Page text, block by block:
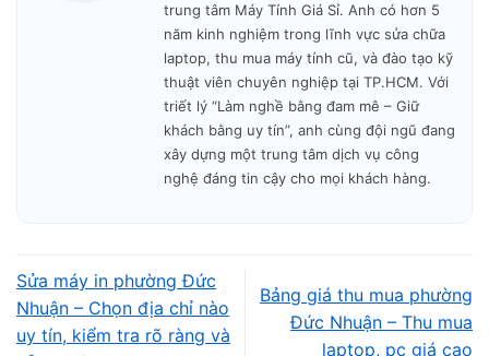
🎁 Bảo hành minh bạch – không phát sinh phí.
Mở cửa: 09h00 – 19h30mỗi ngày.
trung tâm Máy Tính Giá Sỉ. Anh có hơn 5
năm kinh nghiệm trong lĩnh vực sửa chữa
laptop, thu mua máy tính cũ, và đào tạo kỹ
thuật viên chuyên nghiệp tại TP.HCM. Với
triết lý “Làm nghề bằng đam mê – Giữ
khách bằng uy tín”, anh cùng đội ngũ đang
xây dựng một trung tâm dịch vụ công
nghệ đáng tin cậy cho mọi khách hàng.
Sửa máy in phường Đức
Nhuận – Chọn địa chỉ nào
uy tín, kiểm tra rõ ràng và
Bảng giá thu mua phường
Đức Nhuận – Thu mua
laptop, pc giá cao